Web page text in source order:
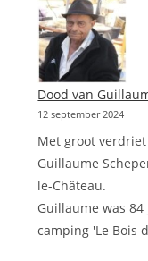
Dood van
12 september 2024
Met groot
Guillaume
le-Château.
Guillaume was
camping 'Le Bois